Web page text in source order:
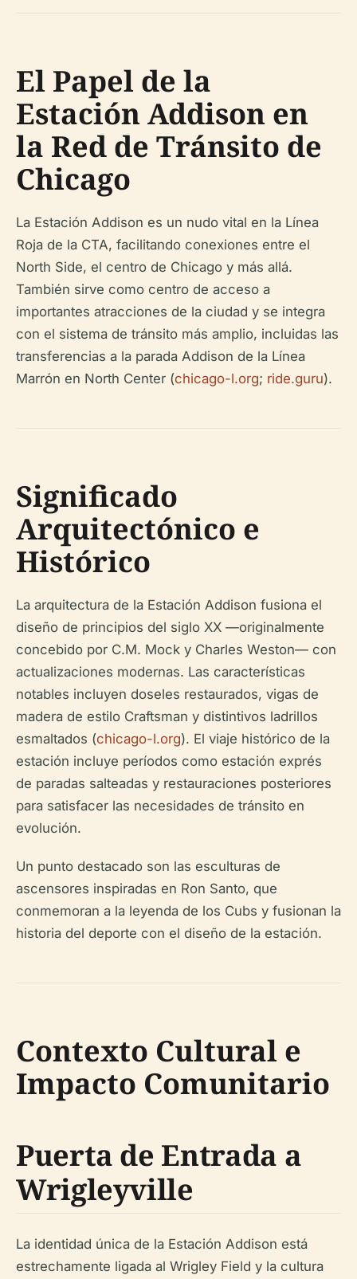
El Papel de la
Estación Addison en
la Red de Tránsito de
Chicago
La Estación Addison es un nudo vital en la Línea
Roja de la CTA, facilitando conexiones entre el
North Side, el centro de Chicago y más allá.
También sirve como centro de acceso a
importantes atracciones de la ciudad y se integra
con el sistema de tránsito más amplio, incluidas las
transferencias a la parada Addison de la Línea
Marrón en North Center (chicago-l.org; ride.guru).
Significado
Arquitectónico e
Histórico
La arquitectura de la Estación Addison fusiona el
diseño de principios del siglo XX —originalmente
concebido por C.M. Mock y Charles Weston— con
actualizaciones modernas. Las características
notables incluyen doseles restaurados, vigas de
madera de estilo Craftsman y distintivos ladrillos
esmaltados (chicago-l.org). El viaje histórico de la
estación incluye períodos como estación exprés
de paradas salteadas y restauraciones posteriores
para satisfacer las necesidades de tránsito en
evolución.
Un punto destacado son las esculturas de
ascensores inspiradas en Ron Santo, que
conmemoran a la leyenda de los Cubs y fusionan la
historia del deporte con el diseño de la estación.
Contexto Cultural e
Impacto Comunitario
Puerta de Entrada a
Wrigleyville
La identidad única de la Estación Addison está
estrechamente ligada al Wrigley Field y la cultura